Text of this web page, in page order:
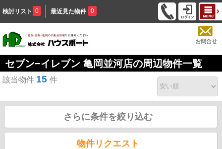
検討リスト 0 最近見た物件 0
お問合せ
セブン−イレブン 亀岡並河店の周辺物件一覧
該当物件 15 件
さらに条件を絞り込む
物件リクエスト